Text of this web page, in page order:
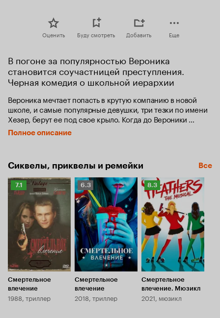
Оценить Буду смотреть Добавить Еще
В погоне за популярностью Вероника
становится соучастницей преступления.
Черная комедия о школьной иерархии
Вероника мечтает попасть в крутую компанию в новой
школе, и самые популярные девушки, три тезки по имени
Хезер, берут ее под свое крыло. Когда до Вероники
доходит, что быть популярной совсем не так здорово,
как кажется со стороны, она пытается отделаться
Полное описание
Сиквелы, приквелы и ремейки Все
Рейтинг
Кинопоиска
7.1
Смертельное
влечение
1988, триллер
Рейтинг
Кинопоиска
6.3
6.3
Смертельное
влечение
2018, триллер
Рейтинг
Кинопоиска
8.3
8.3
Смертельное
влечение. Мюзикл
2021, мюзикл